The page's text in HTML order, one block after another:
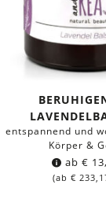
entspannend und
Körper &
ab €
(ab €